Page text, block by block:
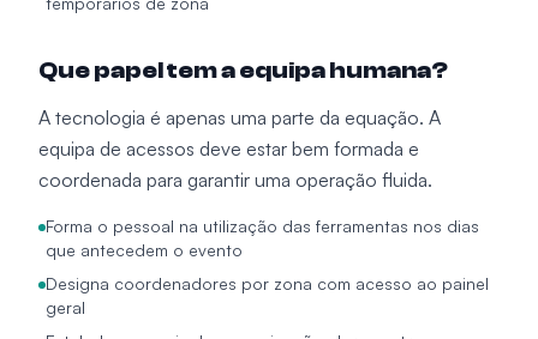
Que papel tem a equipa humana?
A tecnologia é apenas uma parte da equação. A
equipa de acessos deve estar bem formada e
coordenada para garantir uma operação fluida.
Forma o pessoal na utilização das ferramentas nos dias
que antecedem o evento
Designa coordenadores por zona com acesso ao painel
geral